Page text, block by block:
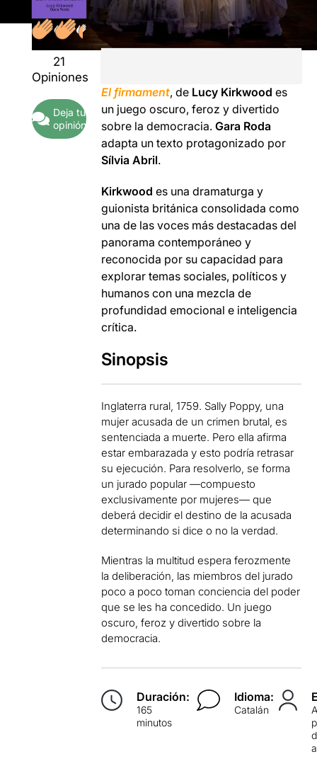
21
Opiniones
Deja tu
opinión
Elfirmament, de Lucy Kirkwood es
un juego oscuro, feroz y divertido
sobre la democracia.Gara Roda
adapta un texto protagonizado por
Sílvia Abril.
Kirkwood es una dramaturga y
guionista británica consolidada como
una de las voces más destacadas del
panorama contemporáneo y
reconocida por su capacidad para
explorar temas sociales, políticos y
humanos con una mezcla de
profundidad emocional e inteligencia
crítica.
Sinopsis
Inglaterra rural, 1759. Sally Poppy, una
mujer acusada de un crimen brutal, es
sentenciada a muerte. Pero ella afirma
estar embarazada y esto podría retrasar
su ejecución. Para resolverlo, se forma
un jurado popular —compuesto
exclusivamente por mujeres— que
deberá decidir el destino de la acusada
determinando si dice o no la verdad.
Mientras la multitud espera ferozmente
la deliberación, las miembros del jurado
poco a poco toman conciencia del poder
que se les ha concedido. Un juego
oscuro, feroz y divertido sobre la
democracia.
Duración:
165
minutos
Idioma:
Catalán